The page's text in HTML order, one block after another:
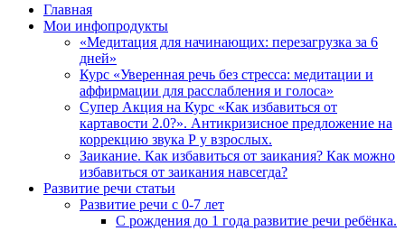
Главная
Мои инфопродукты
«Медитация для начинающих: перезагрузка за 6
дней»
Курс «Уверенная речь без стресса: медитации и
аффирмации для расслабления и голоса»
Супер Акция на Курс «Как избавиться от
картавости 2.0?». Антикризисное предложение на
коррекцию звука Р у взрослых.
Заикание. Как избавиться от заикания? Как можно
избавиться от заикания навсегда?
Развитие речи статьи
Развитие речи с 0-7 лет
С рождения до 1 года развитие речи ребёнка.